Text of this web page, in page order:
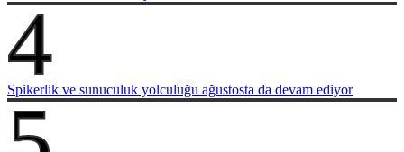
4
Spikerlik ve sunuculuk yolculuğu ağustosta da devam ediyor